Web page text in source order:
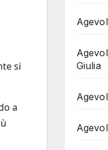
si
a
Giulia